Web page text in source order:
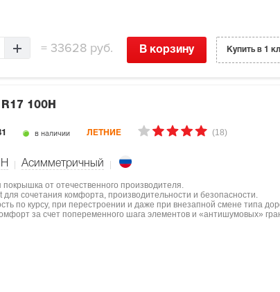
=33628 руб. В корзину Купить в 1
100H
в наличии ЛЕТНИЕ (18)
H Асимметричный
от отечественного производителя.
для сочетания комфорта, производительности и безопасности.
по курсу, при перестроении и даже при внезапной смене типа
за счет попеременного шага элементов и «антишумовых»